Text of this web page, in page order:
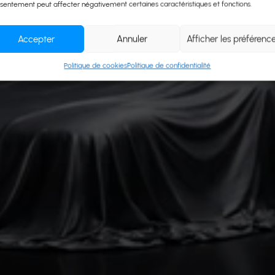
peut affecter négativement certaines caractéristiques et fonctions.
Accepter Annuler Afficher les
Politique de cookiesPolitique de confidentialité